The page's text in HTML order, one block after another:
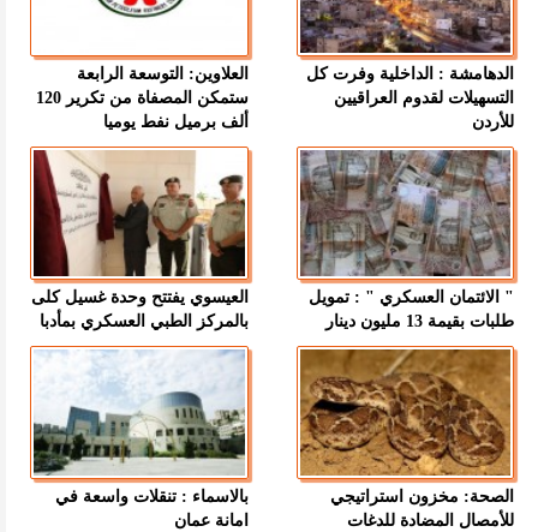
الدهامشة : الداخلية وفرت كل
التسهيلات لقدوم العراقيين
للأردن
العلاوين: التوسعة الرابعة
ستمكن المصفاة من تكرير 120
ألف برميل نفط يوميا
" الائتمان العسكري " : تمويل
طلبات بقيمة 13 مليون دينار
العيسوي يفتتح وحدة غسيل كلى
بالمركز الطبي العسكري بمأدبا
الصحة: مخزون استراتيجي
للأمصال المضادة للدغات
بالاسماء : تنقلات واسعة في
امانة عمان